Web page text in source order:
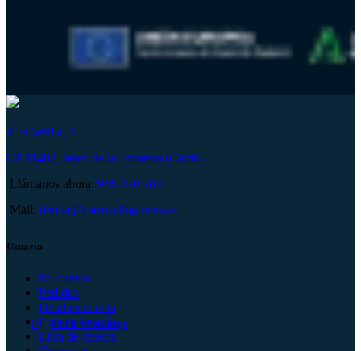
Click to enlarge
C/ Castilla, 1
CP 11402, Jerez de la Frontera (Cádiz)
Llámanos ahora: 956 320 284
Mail: tienda@carruseljuguetes.es
Usuario
Mi cuenta
Pedidos
Detalles cuenta
Editar dirección
Lista de deseos